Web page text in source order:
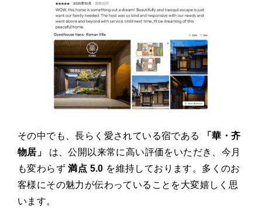
その中でも、長らく愛されている宿である
「華・齐
物居」
は、公開以来常に高い評価をいただき、今月
も変わらず満点 5.0 を維持しております。多くのお
客様にその魅力が伝わっていることを大変嬉しく思
います。